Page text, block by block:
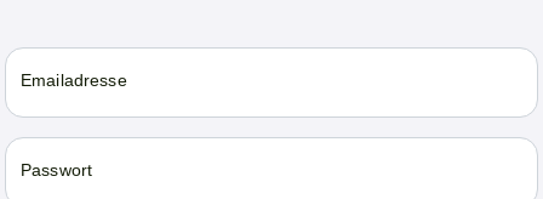
Emailadresse
Passwort